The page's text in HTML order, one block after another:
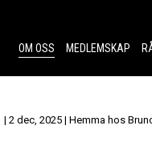
OM OSS
MEDLEMSKAP
| 2 dec, 2025 | Hemma hos